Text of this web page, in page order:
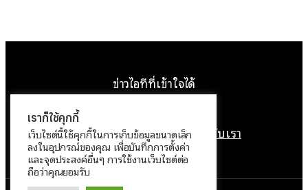
ข่าวไอทีที่เข้าใจได้
หน้าแรกติดต่อเราลิขสิทธิ์เกี่ยวกับเรา
นโยบายข้อมูลส่วนบุคคล
เราก็ใช้คุกกี้
เว็บไซต์นี้ใช้คุกกี้ในการเก็บข้อมูลขนาดเล็ก
ลงในอุปกรณ์ของคุณ เพื่อบันทึกการตั้งค่า
และจุดประสงค์อื่นๆ การใช้งานเว็บไซต์ต่อ
ถือว่าคุณยอมรับ